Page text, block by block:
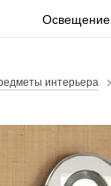
Освещение
интерьера